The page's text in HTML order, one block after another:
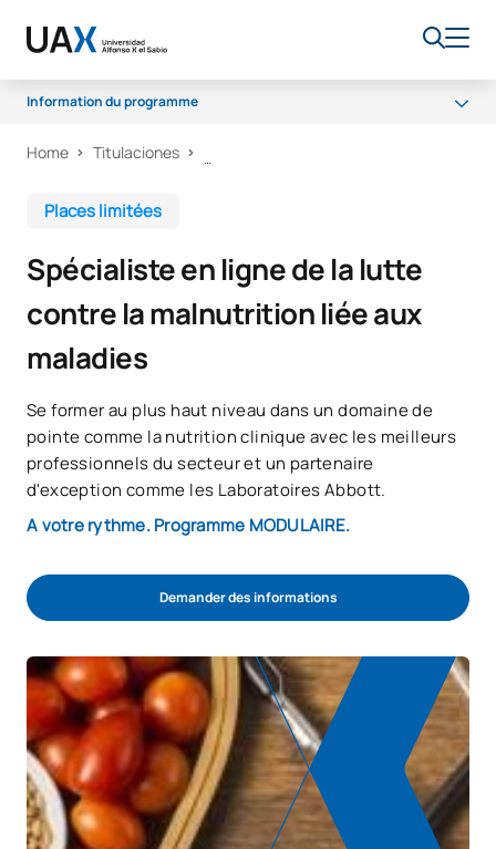
Information du programme
Programme
Home Titulaciones
Places limitées
Spécialiste en ligne de la lutte
contre la malnutrition liée aux
maladies
Se former au plus haut niveau dans un domaine de
pointe comme la nutrition clinique avec les meilleurs
professionnels du secteur et un partenaire
d'exception comme les Laboratoires Abbott.
A votre rythme. Programme MODULAIRE.
Demander des informations